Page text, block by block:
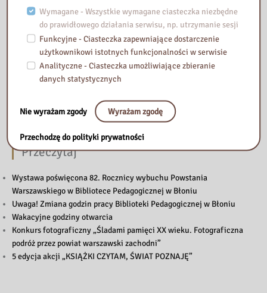
Przeczytaj
Wystawa poświęcona 82. Rocznicy wybuchu Powstania
Warszawskiego w Bibliotece Pedagogicznej w Błoniu
Uwaga! Zmiana godzin pracy Biblioteki Pedagogicznej w Błoniu
Wakacyjne godziny otwarcia
Konkurs fotograficzny „Śladami pamięci XX wieku. Fotograficzna
podróż przez powiat warszawski zachodni”
5 edycja akcji „KSIĄŻKI CZYTAM, ŚWIAT POZNAJĘ”
Wymagane - Wszystkie wymagane ciasteczka niezbędne
do prawidłowego działania serwisu, np. utrzymanie sesji
Funkcyjne - Ciasteczka zapewniające dostarczenie
użytkownikowi istotnych funkcjonalności w serwisie
Analityczne - Ciasteczka umożliwiające zbieranie
danych statystycznych
Nie wyrażam zgody Wyrażam zgodę
Przechodzę do polityki prywatności